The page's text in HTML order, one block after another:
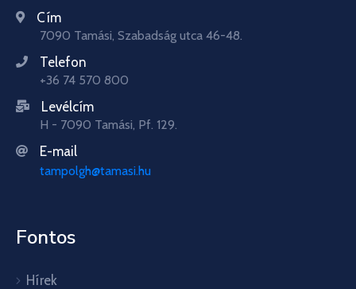
Cím
7090 Tamási, Szabadság utca 46-48.
Telefon
+36 74 570 800
Levélcím
H - 7090 Tamási, Pf. 129.
E-mail
tampolgh@tamasi.hu
Fontos
Hírek